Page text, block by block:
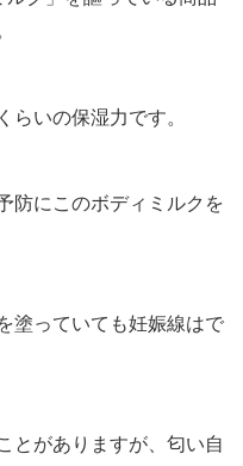
らいの保湿力です。
防にこのボディミルクを
塗っていても妊娠線はで
とがありますが、匂い自